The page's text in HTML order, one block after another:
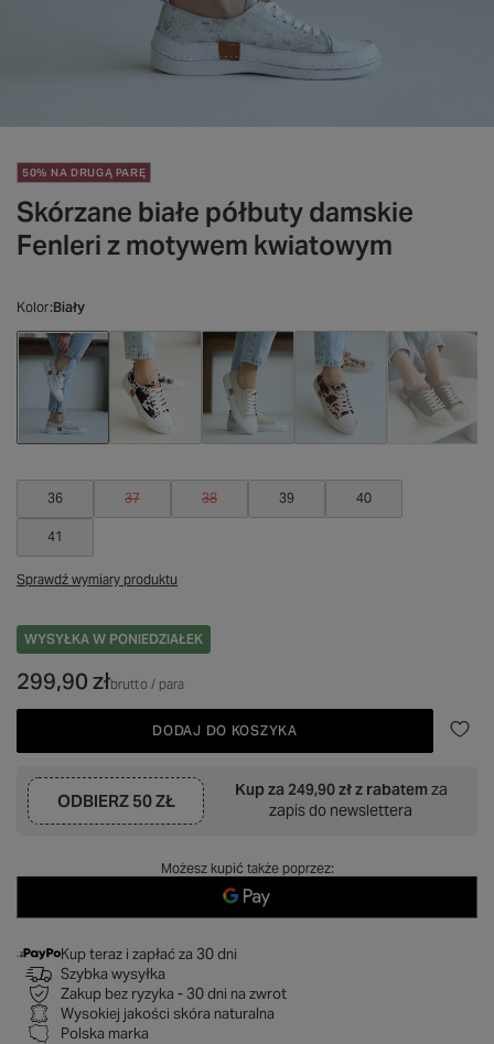
50% NA DRUGĄ PARĘ
Skórzane białe półbuty damskie
Fenleri z motywem kwiatowym
Kolor Biały
36 37 38 39 40
41
Sprawdź wymiary produktu
WYSYŁKA W PONIEDZIAŁEK
299,90 złbrutto/ para
DODAJ DO KOSZYKA
ODBIERZ 50 ZŁ
Kup za 249,90 złz rabatem za
zapis do newslettera
Możesz kupić także poprzez:
Kup teraz i zapłać za 30 dni
Szybka wysyłka
Zakup bez ryzyka - 30 dni na zwrot
Wysokiej jakości skóra naturalna
Polska marka